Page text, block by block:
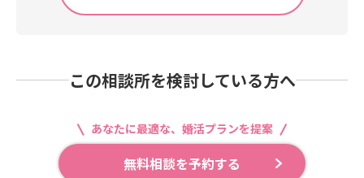
この相談所を検討している方へ
あなたに最適な、婚活プランを提案
無料相談を予約する